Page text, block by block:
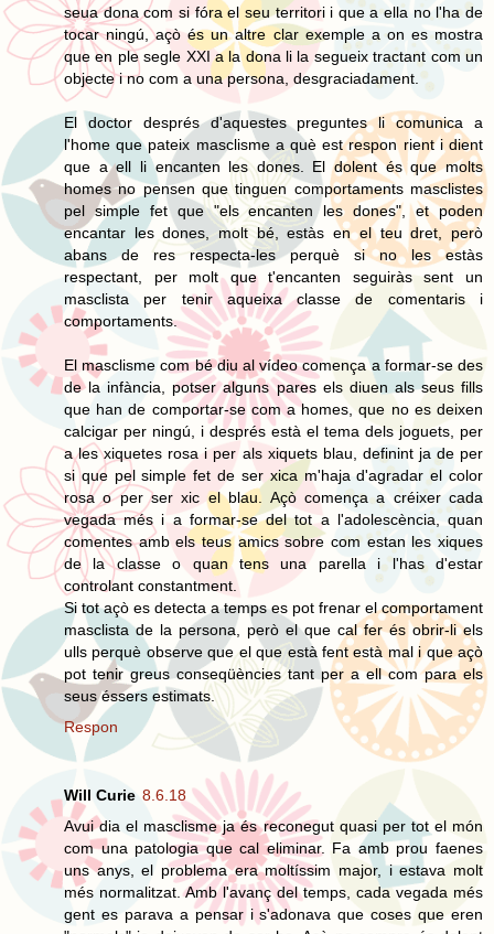
seua dona com si fóra el seu territori i que a ella no l'ha de
tocar ningú, açò és un altre clar exemple a on es mostra
que en ple segle XXI a la dona li la segueix tractant com un
objecte i no com a una persona, desgraciadament.
El doctor després d'aquestes preguntes li comunica a
l'home que pateix masclisme a què est respon rient i dient
que a ell li encanten les dones. El dolent és que molts
homes no pensen que tinguen comportaments masclistes
pel simple fet que "els encanten les dones", et poden
encantar les dones, molt bé, estàs en el teu dret, però
abans de res respecta-les perquè si no les estàs
respectant, per molt que t'encanten seguiràs sent un
masclista per tenir aqueixa classe de comentaris i
comportaments.
El masclisme com bé diu al vídeo comença a formar-se des
de la infància, potser alguns pares els diuen als seus fills
que han de comportar-se com a homes, que no es deixen
calcigar per ningú, i després està el tema dels joguets, per
a les xiquetes rosa i per als xiquets blau, definint ja de per
si que pel simple fet de ser xica m'haja d'agradar el color
rosa o per ser xic el blau. Açò comença a créixer cada
vegada més i a formar-se del tot a l'adolescència, quan
comentes amb els teus amics sobre com estan les xiques
de la classe o quan tens una parella i l'has d'estar
controlant constantment.
Si tot açò es detecta a temps es pot frenar el comportament
masclista de la persona, però el que cal fer és obrir-li els
ulls perquè observe que el que està fent està mal i que açò
pot tenir greus conseqüències tant per a ell com para els
seus éssers estimats.
Respon
Will Curie 8.6.18
Avui dia el masclisme ja és reconegut quasi per tot el món
com una patologia que cal eliminar. Fa amb prou faenes
uns anys, el problema era moltíssim major, i estava molt
més normalitzat. Amb l'avanç del temps, cada vegada més
gent es parava a pensar i s'adonava que coses que eren